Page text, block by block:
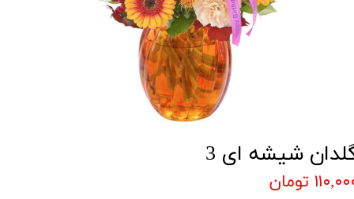
شیشه ای 3
تومان